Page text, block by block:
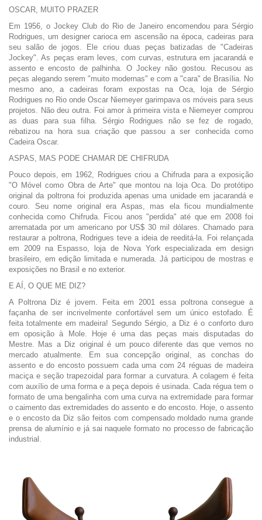
OSCAR, MUITO PRAZER
Em 1956, o Jockey Club do Rio de Janeiro encomendou para Sérgio
Rodrigues, um designer carioca em ascensão na época, cadeiras para
seu salão de jogos. Ele criou duas peças batizadas de "Cadeiras
Jockey". As peças eram leves, com curvas, estrutura em jacarandá e
assento e encosto de palhinha. O Jockey não gostou. Recusou as
peças alegando serem "muito modernas" e com a "cara" de Brasília. No
mesmo ano, a cadeiras foram expostas na Oca, loja de Sérgio
Rodrigues no Rio onde Oscar Niemeyer garimpava os móveis para seus
projetos. Não deu outra. Foi amor à primeira vista e Niemeyer comprou
as duas para sua filha. Sérgio Rodrigues não se fez de rogado,
rebatizou na hora sua criação que passou a ser conhecida como
Cadeira Oscar.
ASPAS, MAS PODE CHAMAR DE CHIFRUDA
Pouco depois, em 1962, Rodrigues criou a Chifruda para a exposição
"O Móvel como Obra de Arte" que montou na loja Oca. Do protótipo
original da poltrona foi produzida apenas uma unidade em jacarandá e
couro. Seu nome original era Aspas, mas ela ficou mundialmente
conhecida como Chifruda. Ficou anos "perdida" até que em 2008 foi
arrematada por um americano por US$ 30 mil dólares. Chamado para
restaurar a poltrona, Rodrigues teve a ideia de reeditá-la. Foi relançada
em 2009 na Espasso, loja de Nova York especializada em design
brasileiro, em edição limitada e numerada. Já participou de mostras e
exposições no Brasil e no exterior.
E AÍ, O QUE ME DIZ?
A Poltrona Diz é jovem. Feita em 2001 essa poltrona consegue a
façanha de ser incrivelmente confortável sem um único estofado. É
feita totalmente em madeira! Segundo Sérgio, a Diz é o conforto duro
em oposição à Mole. Hoje é uma das peças mais disputadas do
Mestre. Mas a Diz original é um pouco diferente das que vemos no
mercado atualmente. Em sua concepção original, as conchas do
assento e do encosto possuem cada uma com 24 réguas de madeira
maciça e seção trapezoidal para formar a curvatura. A colagem é feita
com auxílio de uma forma e a peça depois é usinada. Cada régua tem o
formato de uma bengalinha com uma curva na extremidade para formar
o caimento das extremidades do assento e do encosto. Hoje, o assento
e o encosto da Diz são feitos com compensado moldado numa grande
prensa de alumínio e já sai naquele formato no processo de fabricação
industrial.